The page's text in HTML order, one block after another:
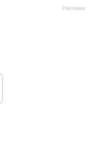
Реклама